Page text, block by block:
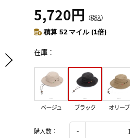
5,720円 （税込）
積算 52 マイル (1倍)
在庫
ベージュ ブラック オリーブ
購入数：